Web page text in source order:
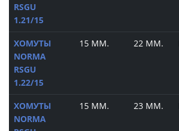
RSGU
1.21/15
ХОМУТЫ
NORMA
RSGU
1.22/15
15 ММ. 22 ММ.
ХОМУТЫ
NORMA
15 ММ. 23 ММ.